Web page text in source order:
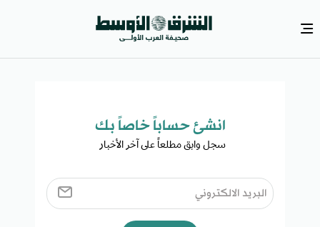
انشئ حساباً خاصاً بك​
سجل وابق مطلعاً على آخر الأخبار ​